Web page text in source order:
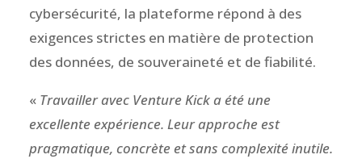
cybersécurité, la plateforme répond à des
exigences strictes en matière de protection
des données, de souveraineté et de fiabilité.
« Travailler avec Venture Kick a été une
excellente expérience. Leur approche est
pragmatique, concrète et sans complexité inutile.